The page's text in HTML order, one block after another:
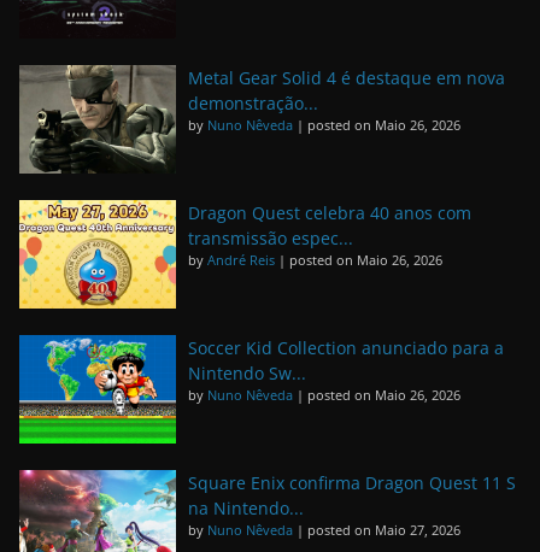
Metal Gear Solid 4 é destaque em nova
demonstração...
by Nuno Nêveda | posted on Maio 26, 2026
Dragon Quest celebra 40 anos com
transmissão espec...
by André Reis | posted on Maio 26, 2026
Soccer Kid Collection anunciado para a
Nintendo Sw...
by Nuno Nêveda | posted on Maio 26, 2026
Square Enix confirma Dragon Quest 11 S
na Nintendo...
by Nuno Nêveda | posted on Maio 27, 2026